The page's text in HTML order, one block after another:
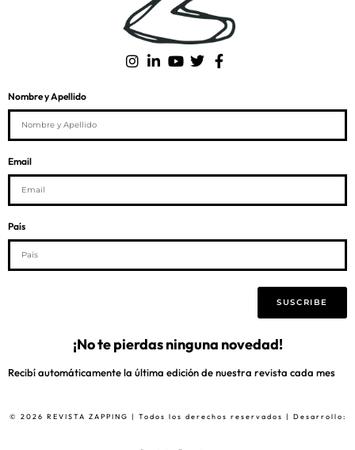
Nombre y Apellido
Email
País
SUSCRIBE
¡No te pierdas ninguna novedad!
Recibí automáticamente la última edición de nuestra revista cada mes
© 2026 REVISTA ZAPPING | Todos los derechos reservados | Desarrollo: